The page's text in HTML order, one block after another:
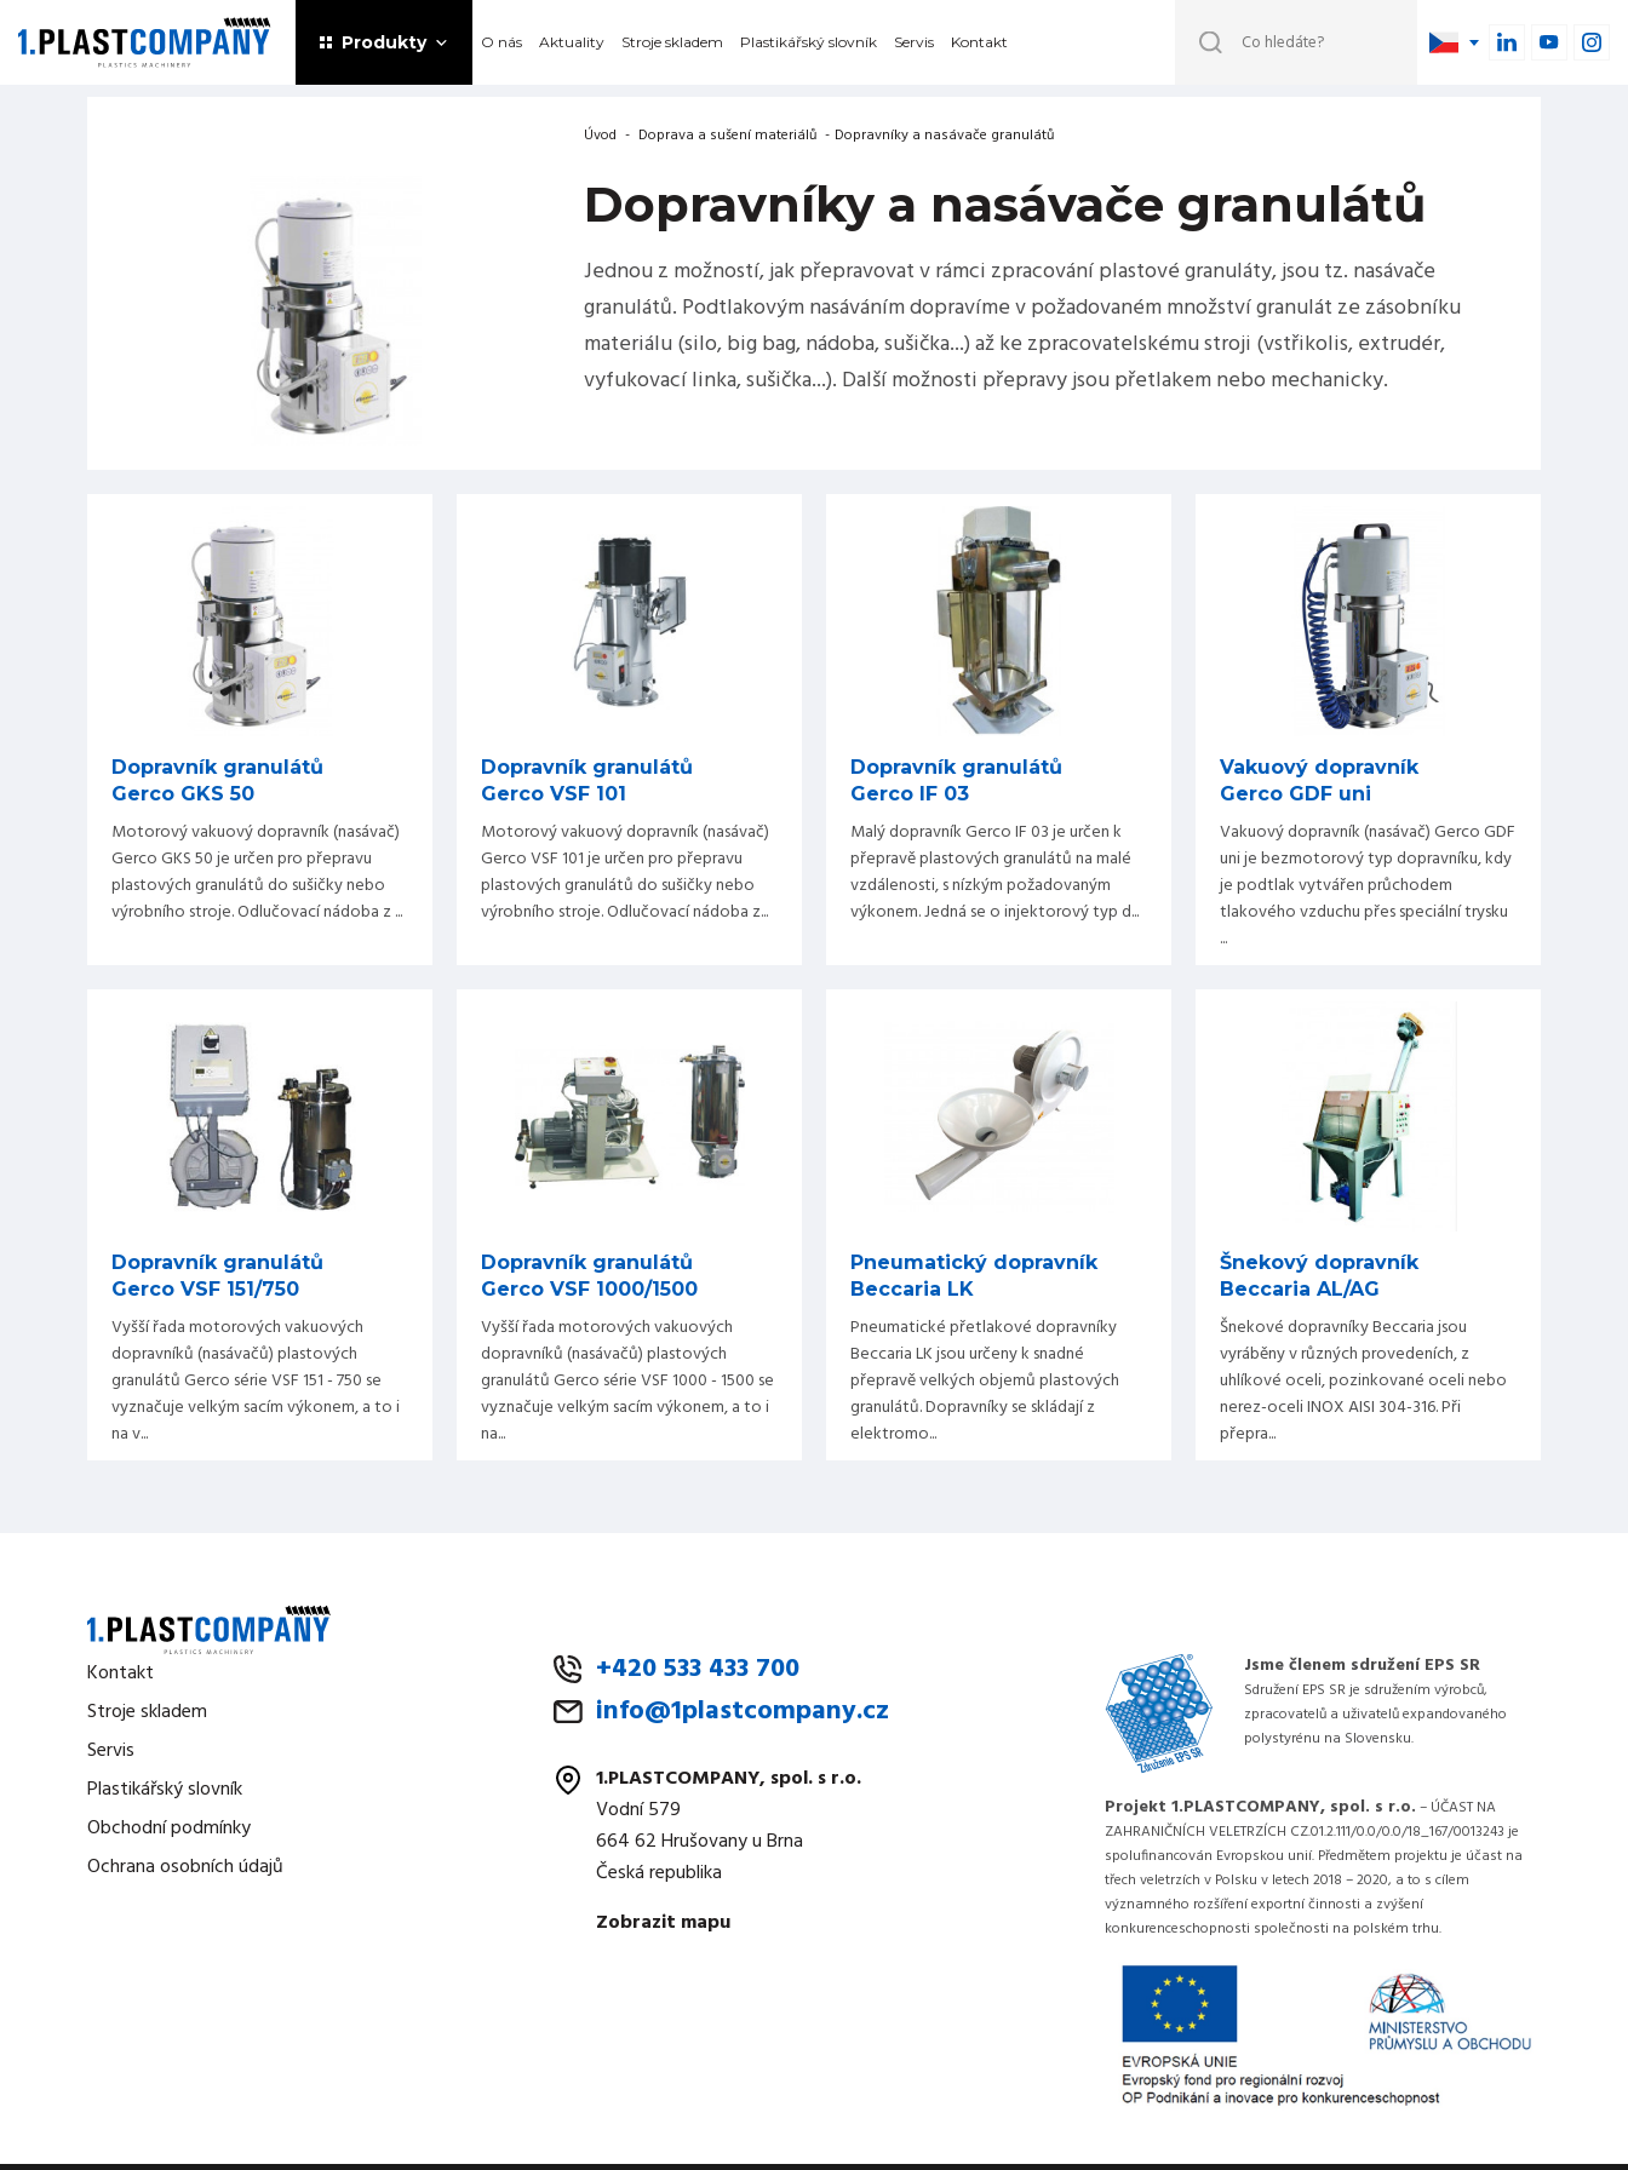
Produkty O nás Aktuality Stroje skladem Plastikářský slovník Servis Kontakt
Úvod - Doprava a sušení materiálů - Dopravníky a nasávače granulátů
Dopravníky a nasávače granulátů
Jednou z možností, jak přepravovat v rámci zpracování plastové granuláty, jsou tz. nasávače
granulátů. Podtlakovým nasáváním dopravíme v požadovaném množství granulát ze zásobníku
materiálu (silo, big bag, nádoba, sušička...) až ke zpracovatelskému stroji (vstřikolis, extrudér,
vyfukovací linka, sušička...). Další možnosti přepravy jsou přetlakem nebo mechanicky.
Dopravník granulátů
Gerco GKS 50
Motorový vakuový dopravník (nasávač)
Gerco GKS 50 je určen pro přepravu
plastových granulátů do sušičky nebo
výrobního stroje. Odlučovací nádoba z ...
Dopravník granulátů
Gerco VSF 101
Motorový vakuový dopravník (nasávač)
Gerco VSF 101 je určen pro přepravu
plastových granulátů do sušičky nebo
výrobního stroje. Odlučovací nádoba z...
Dopravník granulátů
Gerco IF 03
Malý dopravník Gerco IF 03 je určen k
přepravě plastových granulátů na malé
vzdálenosti, s nízkým požadovaným
výkonem. Jedná se o injektorový typ d...
Vakuový dopravník
Gerco GDF uni
Vakuový dopravník (nasávač) Gerco GDF
uni je bezmotorový typ dopravníku, kdy
je podtlak vytvářen průchodem
tlakového vzduchu přes speciální trysku
...
Dopravník granulátů
Gerco VSF 151/750
Vyšší řada motorových vakuových
dopravníků (nasávačů) plastových
granulátů Gerco série VSF 151 - 750 se
vyznačuje velkým sacím výkonem, a to i
na v...
Dopravník granulátů
Gerco VSF 1000/1500
Vyšší řada motorových vakuových
dopravníků (nasávačů) plastových
granulátů Gerco série VSF 1000 - 1500 se
vyznačuje velkým sacím výkonem, a to i
na...
Pneumatický dopravník
Beccaria LK
Pneumatické přetlakové dopravníky
Beccaria LK jsou určeny k snadné
přepravě velkých objemů plastových
granulátů. Dopravníky se skládají z
elektromo...
Šnekový dopravník
Beccaria AL/AG
Šnekové dopravníky Beccaria jsou
vyráběny v různých provedeních, z
uhlíkové oceli, pozinkované oceli nebo
nerez-oceli INOX AISI 304-316. Při
přepra...
Kontakt
Stroje skladem
Servis
Plastikářský slovník
Obchodní podmínky
Ochrana osobních údajů
+420 533 433 700
info@1plastcompany.cz
1.PLASTCOMPANY, spol. s r.o.
Vodní 579
664 62 Hrušovany u Brna
Česká republika
Zobrazit mapu
Jsme členem sdružení EPS SR
Sdružení EPS SR je sdružením výrobců,
zpracovatelů a uživatelů expandovaného
polystyrénu na Slovensku.
Projekt 1.PLASTCOMPANY, spol. s r.o. – ÚČAST NA
ZAHRANIČNÍCH VELETRZÍCH CZ.01.2.111/0.0/0.0/18_167/0013243 je
spolufinancován Evropskou unií. Předmětem projektu je účast na
třech veletrzích v Polsku v letech 2018 – 2020, a to s cílem
významného rozšíření exportní činnosti a zvýšení
konkurenceschopnosti společnosti na polském trhu.